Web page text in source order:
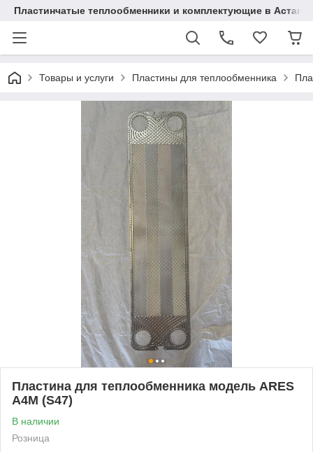
Пластинчатые теплообменники и комплектующие в Астане
Товары и услуги Пластины для теплообменника
Пластина для теплообменника модель ARES
A4М (S47)
В наличии
Розница